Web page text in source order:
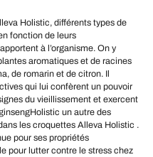
Holistic, différents types de
fonction de leurs
à l’organisme. On y
aromatiques et de racines
de romarin et de citron. Il
qui lui confèrent un pouvoir
du vieillissement et exercent
un autre des
les croquettes Alleva Holistic .
pour ses propriétés
pour lutter contre le stress chez